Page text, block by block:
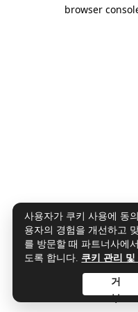
browser
사용자가 쿠키 사용에 동
용자의 경험을 개선하고
를 방문할 때 파트너사에
도록 합니다. 쿠키 관리 및
거
부